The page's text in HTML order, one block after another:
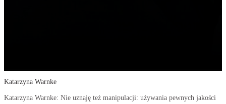
Katarzyna Warnke
Katarzyna Warnke: Nie uznaję też manipulacji: używania pewnych jakości